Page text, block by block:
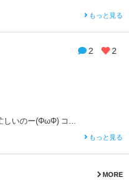
もっと見る
2 2
しいのー(ΦωΦ) コ...
もっと見る
MORE